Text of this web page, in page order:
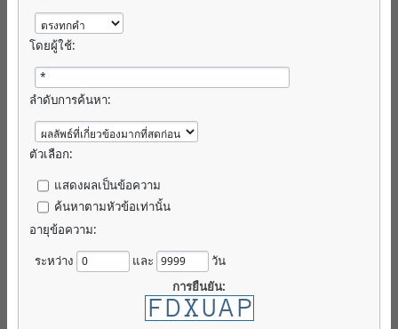
โดยผู้ใช้:
ลำดับการค้นหา:
ตัวเลือก:
แสดงผลเป็นข้อความ
ค้นหาตามหัวข้อเท่านั้น
อายุข้อความ:
ระหว่าง
และ
วัน
การยืนยัน: